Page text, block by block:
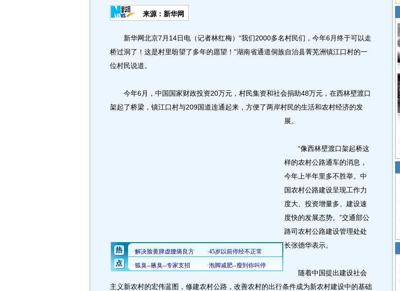
来源：新华网
新华网北京7月14日电（记者林红梅）“我们2000多名村民们，今年6月终于可以走
桥过洞了！这是村里盼望了多年的愿望！”湖南省通道侗族自治县菁芜洲镇江口村的一
位村民说道。
今年6月，中国国家财政投资20万元，村民集资和社会捐助48万元，在西林壁渡口
架起了桥梁，镇江口村与209国道连通起来，方便了两岸村民的生活和农村经济的发
展。
“像西林壁渡口架起桥这
样的农村公路通车的消息，
今年上半年里多不胜举。中
国农村公路建设呈现工作力
度大、投资增量多、建设速
度快的发展态势。”交通部公
路司农村公路建设管理处处
长张德华表示。
随着中国提出建设社会
主义新农村的宏伟蓝图，修建农村公路，改善农村的出行条件成为新农村建设中的基础